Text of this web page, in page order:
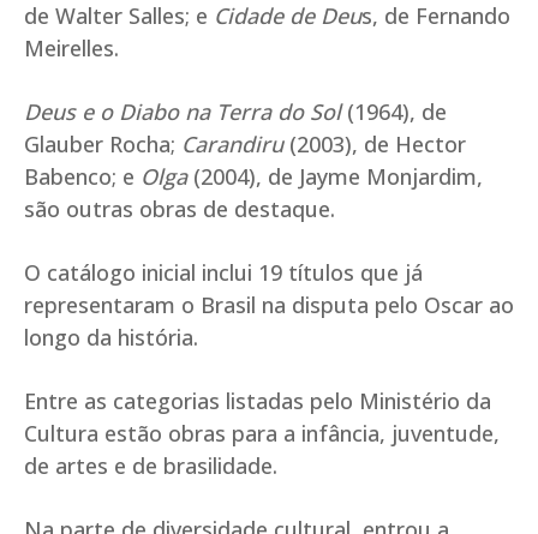
de Walter Salles; e Cidade de Deus, de Fernando
Meirelles.
Deus e o Diabo na Terra do Sol(1964), de
Glauber Rocha; Carandiru(2003), de Hector
Babenco; e Olga (2004), de Jayme Monjardim,
são outras obras de destaque.
O catálogo inicial inclui 19 títulos que já
representaram o Brasil na disputa pelo Oscar ao
longo da história.
Entre as categorias listadas pelo Ministério da
Cultura estão obras para a infância, juventude,
de artes e de brasilidade.